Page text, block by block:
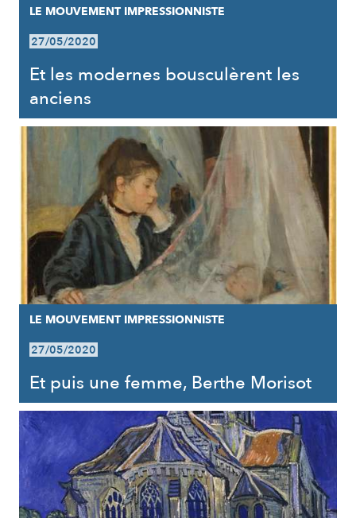
LE MOUVEMENT IMPRESSIONNISTE
27/05/2020
Et les modernes bousculèrent les
anciens
LE MOUVEMENT IMPRESSIONNISTE
27/05/2020
Et puis une femme, Berthe Morisot